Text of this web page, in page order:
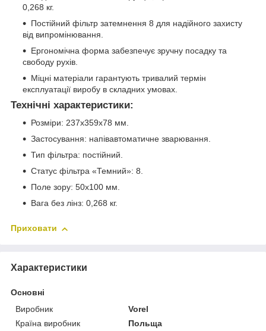
0,268 кг.
Постійний фільтр затемнення 8 для надійного захисту
від випромінювання.
Ергономічна форма забезпечує зручну посадку та
свободу рухів.
Міцні матеріали гарантують тривалий термін
експлуатації виробу в складних умовах.
Технічні характеристики:
Розміри: 237х359х78 мм.
Застосування: напівавтоматичне зварювання.
Тип фільтра: постійний.
Статус фільтра «Темний»: 8.
Поле зору: 50x100 мм.
Вага без лінз: 0,268 кг.
Приховати
Характеристики
Основні
Виробник
Vorel
Країна виробник
Польща